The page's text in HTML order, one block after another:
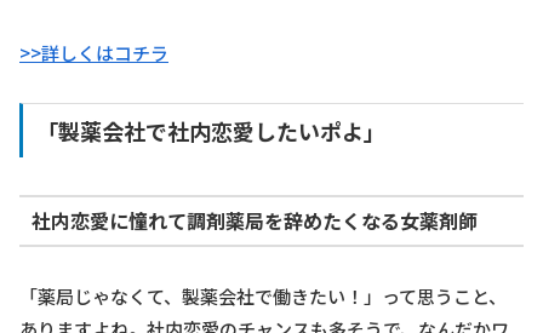
>>詳しくはコチラ
「製薬会社で社内恋愛したいポよ」
社内恋愛に憧れて調剤薬局を辞めたくなる女薬剤師
「薬局じゃなくて、製薬会社で働きたい！」って思うこと、